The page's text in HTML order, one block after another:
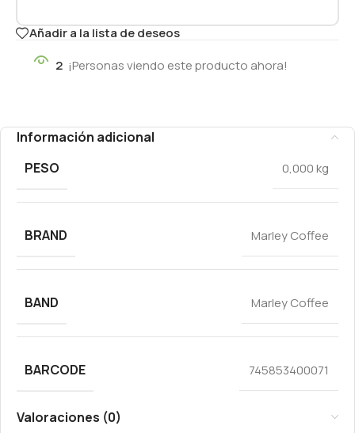
Añadir a la lista de deseos
2 ¡Personas viendo este producto ahora!
Información adicional
PESO
0,000 kg
BRAND Marley Coffee
BAND Marley Coffee
BARCODE 745853400071
Valoraciones (0)